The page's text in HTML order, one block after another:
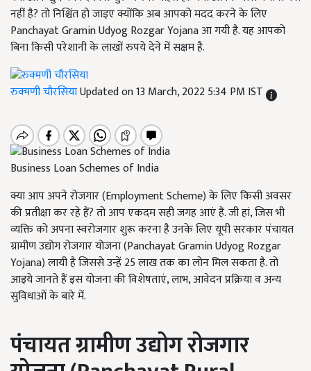
नहीं है? तो निश्चिंत हो जाइए क्योंकि अब आपको मदद करने के लिए
Panchayat Gramin Udyog Rozgar Yojana आ गयी है. यह आपको
बिना किसी परेशानी के लाखों रुपये देने में सक्षम है.
रुक्मणी चौरसियाUpdated on 13 March, 2022 5:34 PM IST
Business Loan Schemes of India
क्या आप अपने रोजगार (Employment Scheme) के लिए किसी अवसर
की प्रतीक्षा कर रहे हैं? तो आप एकदम सही जगह आएं हैं. जी हां, जिस भी
व्यक्ति को अपना स्वरोजगार शुरू करना है उनके लिए यूपी सरकार पंचायत
ग्रामीण उद्योग रोजगार योजना (Panchayat Gramin Udyog Rozgar
Yojana) लायी है जिससे उन्हें 25 लाख तक का लोन मिल सकता है. तो
आइये जानते हैं इस योजना की विशेषताएं, लाभ, आवेदन प्रक्रिया व अन्य
सुविधाओं के बारे में.
पंचायत ग्रामीण उद्योग रोजगार